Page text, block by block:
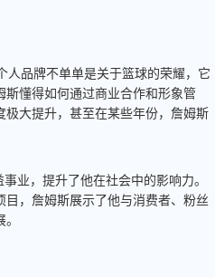
人品牌不单单是关于篮球的荣耀，它
懂得如何通过商业合作和形象管
大提升，甚至在某些年份，詹姆斯
，提升了他在社会中的影响力。
，詹姆斯展示了他与消费者、粉丝